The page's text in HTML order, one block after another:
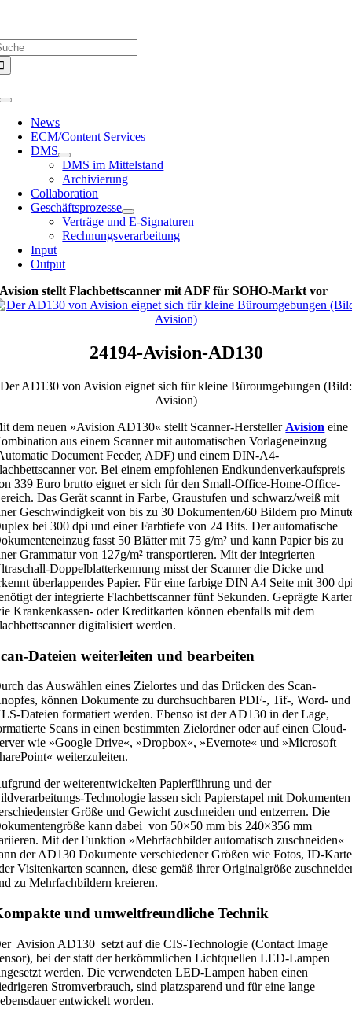
springen
Toggle
Navigation
News
ECM/Content Services
DMS
DMS im Mittelstand
Archivierung
Collaboration
Geschäftsprozesse
Verträge und E-Signaturen
Rechnungsverarbeitung
Input
Output
Avision stellt Flachbettscanner mit ADF für SOHO-Markt vor
24194-Avision-AD130
Der AD130 von Avision eignet sich für kleine Büroumgebungen (Bild:
Avision)
dem neuen »Avision AD130« stellt Scanner-Hersteller Avision eine
aus einem Scanner mit automatischen Vorlageneinzug
Document Feeder, ADF) und einem DIN-A4-
vor. Bei einem empfohlenen Endkundenverkaufspreis
339 Euro brutto eignet er sich für den Small-Office-Home-Office-
Das Gerät scannt in Farbe, Graustufen und schwarz/weiß mit
Geschwindigkeit von bis zu 30 Dokumenten/60 Bildern pro
bei 300 dpi und einer Farbtiefe von 24 Bits. Der automatische
fasst 50 Blätter mit 75 g/m² und kann Papier bis zu
Grammatur von 127g/m² transportieren. Mit der integrierten
Doppelblatterkennung misst der Scanner die Dicke und
überlappendes Papier. Für eine farbige DIN A4 Seite mit 300
der integrierte Flachbettscanner fünf Sekunden. Geprägte
Krankenkassen- oder Kreditkarten können ebenfalls mit dem
digitalisiert werden.
Dateien weiterleiten und bearbeiten
das Auswählen eines Zielortes und das Drücken des Scan-
können Dokumente zu durchsuchbaren PDF-, Tif-, Word- und
Dateien formatiert werden. Ebenso ist der AD130 in der Lage,
Scans in einen bestimmten Zielordner oder auf einen Cloud-
wie »Google Drive«, »Dropbox«, »Evernote« und »Microsoft
weiterzuleiten.
der weiterentwickelten Papierführung und der
Technologie lassen sich Papierstapel mit Dokumenten
Größe und Gewicht zuschneiden und entzerren. Die
kann dabei von 50×50 mm bis 240×356 mm
Mit der Funktion »Mehrfachbilder automatisch zuschneiden«
der AD130 Dokumente verschiedener Größen wie Fotos, ID-
Visitenkarten scannen, diese gemäß ihrer Originalgröße
zu Mehrfachbildern kreieren.
und umweltfreundliche Technik
Avision AD130 setzt auf die CIS-Technologie (Contact Image
bei der statt der herkömmlichen Lichtquellen LED-Lampen
werden. Die verwendeten LED-Lampen haben einen
Stromverbrauch, sind platzsparend und für eine lange
entwickelt worden.